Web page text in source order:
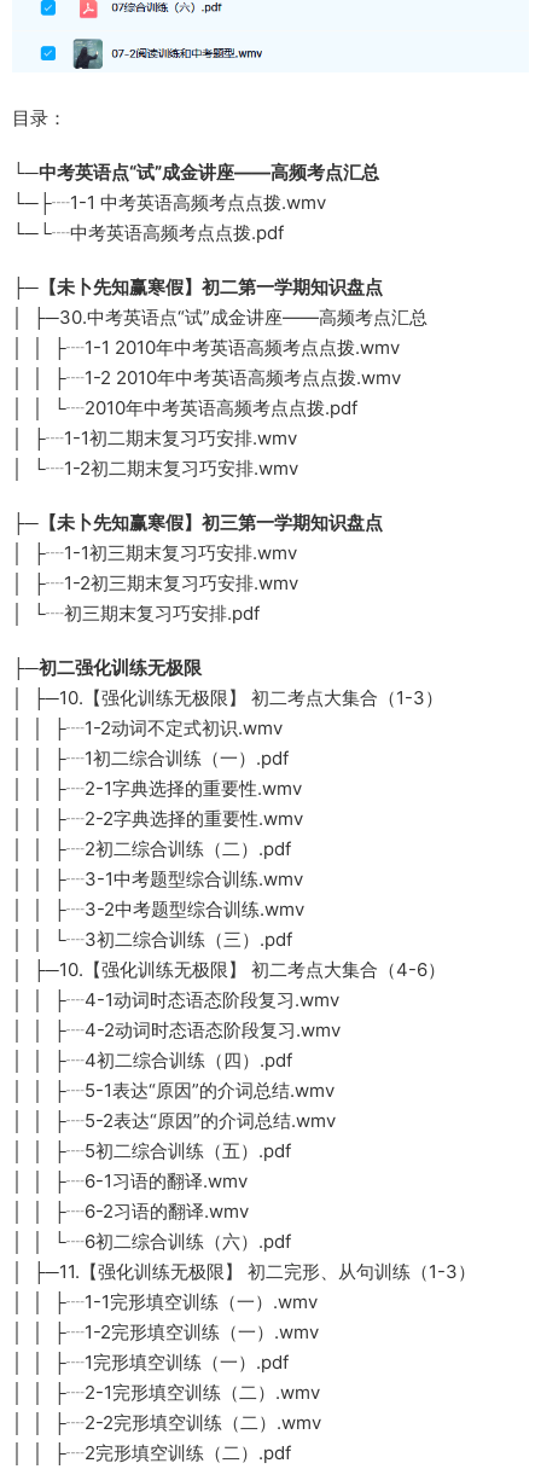
目录：
└─中考英语点“试”成金讲座——高频考点汇总
└─├┈1-1 中考英语高频考点点拨.wmv
└─└┈中考英语高频考点点拨.pdf
├─【未卜先知赢寒假】初二第一学期知识盘点
│ ├─30.中考英语点“试”成金讲座——高频考点汇总
│ │ ├┈1-1 2010年中考英语高频考点点拨.wmv
│ │ ├┈1-2 2010年中考英语高频考点点拨.wmv
│ │ └┈2010年中考英语高频考点点拨.pdf
│ ├┈1-1初二期末复习巧安排.wmv
│ └┈1-2初二期末复习巧安排.wmv
├─【未卜先知赢寒假】初三第一学期知识盘点
│ ├┈1-1初三期末复习巧安排.wmv
│ ├┈1-2初三期末复习巧安排.wmv
│ └┈初三期末复习巧安排.pdf
├─初二强化训练无极限
│ ├─10.【强化训练无极限】 初二考点大集合（1-3）
│ │ ├┈1-2动词不定式初识.wmv
│ │ ├┈1初二综合训练（一）.pdf
│ │ ├┈2-1字典选择的重要性.wmv
│ │ ├┈2-2字典选择的重要性.wmv
│ │ ├┈2初二综合训练（二）.pdf
│ │ ├┈3-1中考题型综合训练.wmv
│ │ ├┈3-2中考题型综合训练.wmv
│ │ └┈3初二综合训练（三）.pdf
│ ├─10.【强化训练无极限】 初二考点大集合（4-6）
│ │ ├┈4-1动词时态语态阶段复习.wmv
│ │ ├┈4-2动词时态语态阶段复习.wmv
│ │ ├┈4初二综合训练（四）.pdf
│ │ ├┈5-1表达“原因”的介词总结.wmv
│ │ ├┈5-2表达“原因”的介词总结.wmv
│ │ ├┈5初二综合训练（五）.pdf
│ │ ├┈6-1习语的翻译.wmv
│ │ ├┈6-2习语的翻译.wmv
│ │ └┈6初二综合训练（六）.pdf
│ ├─11.【强化训练无极限】 初二完形、从句训练（1-3）
│ │ ├┈1-1完形填空训练（一）.wmv
│ │ ├┈1-2完形填空训练（一）.wmv
│ │ ├┈1完形填空训练（一）.pdf
│ │ ├┈2-1完形填空训练（二）.wmv
│ │ ├┈2-2完形填空训练（二）.wmv
│ │ ├┈2完形填空训练（二）.pdf